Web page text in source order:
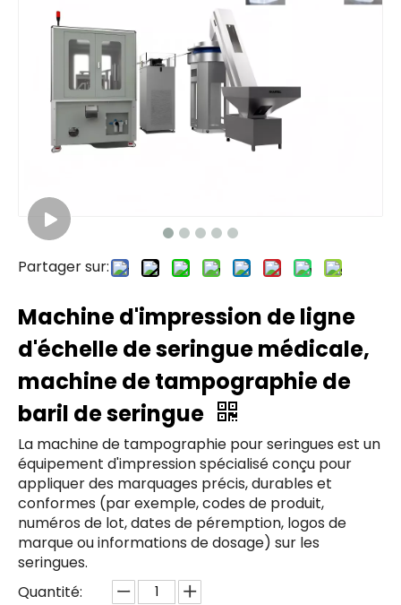
Partager sur:
Machine d'impression de ligne
d'échelle de seringue médicale,
machine de tampographie de
baril de seringue
La machine de tampographie pour seringues est un
équipement d'impression spécialisé conçu pour
appliquer des marquages ​​précis, durables et
conformes (par exemple, codes de produit,
numéros de lot, dates de péremption, logos de
marque ou informations de dosage) sur les
seringues.
Quantité: